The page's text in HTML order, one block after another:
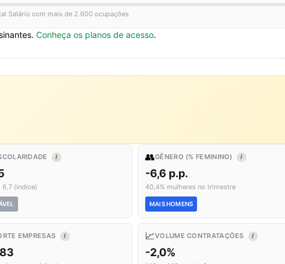
Salário com mais de 2.600 ocupações
Conheça os planos de acesso.
I
(índice)
👥GÊNERO (% FEMININO) I
-6,6 p.p.
40,4% mulheres no trimestre
MAIS HOMENS
EMPRESAS I 📈VOLUME CONTRATAÇÕES I
-2,0%